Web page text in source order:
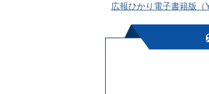
広報ひかり電子書籍版